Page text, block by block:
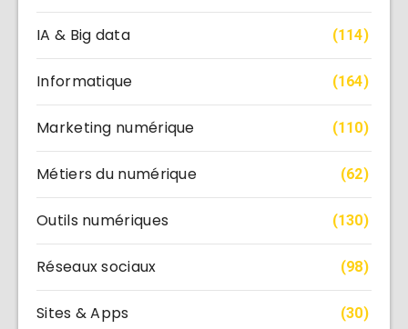
IA & Big data (114)
Informatique (164)
Marketing numérique (110)
Métiers du numérique (62)
Outils numériques (130)
Réseaux sociaux (98)
Sites & Apps (30)